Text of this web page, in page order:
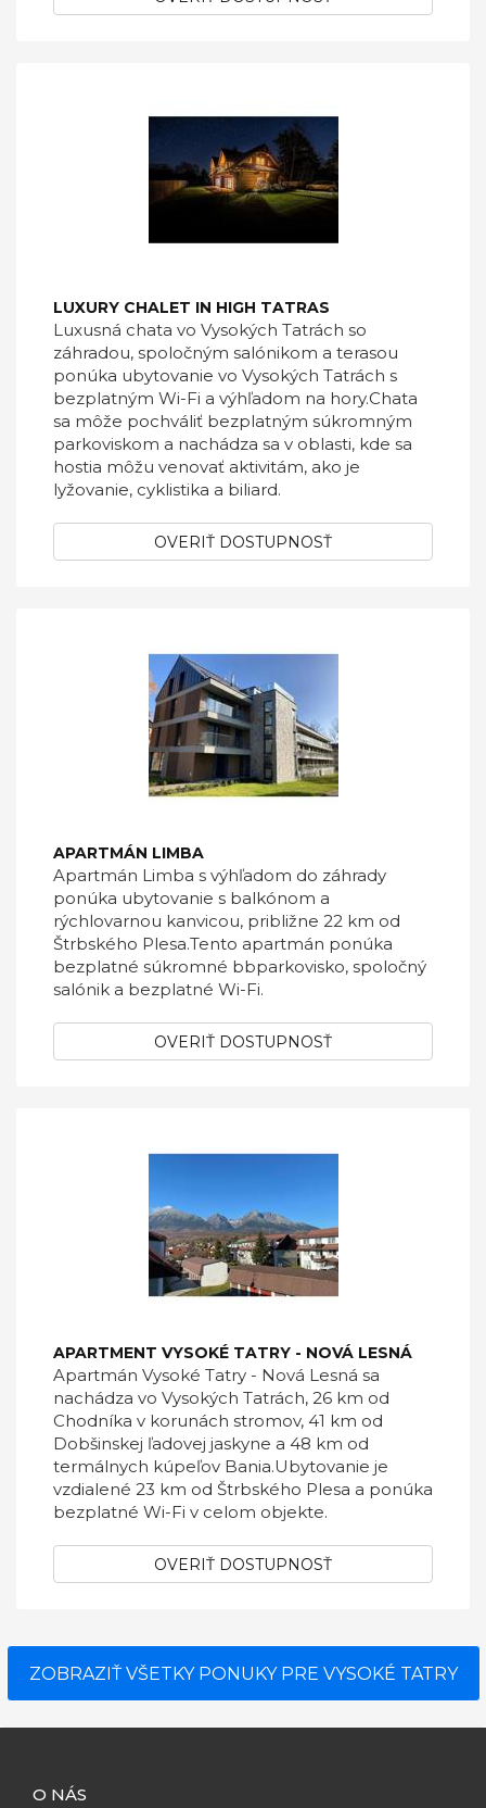
LUXURY CHALET IN HIGH TATRAS
Luxusná chata vo Vysokých Tatrách so
záhradou, spoločným salónikom a terasou
ponúka ubytovanie vo Vysokých Tatrách s
bezplatným Wi-Fi a výhľadom na hory.Chata
sa môže pochváliť bezplatným súkromným
parkoviskom a nachádza sa v oblasti, kde sa
hostia môžu venovať aktivitám, ako je
lyžovanie, cyklistika a biliard.
OVERIŤ DOSTUPNOSŤ
APARTMÁN LIMBA
Apartmán Limba s výhľadom do záhrady
ponúka ubytovanie s balkónom a
rýchlovarnou kanvicou, približne 22 km od
Štrbského Plesa.Tento apartmán ponúka
bezplatné súkromné bbparkovisko, spoločný
salónik a bezplatné Wi-Fi.
OVERIŤ DOSTUPNOSŤ
APARTMENT VYSOKÉ TATRY - NOVÁ LESNÁ
Apartmán Vysoké Tatry - Nová Lesná sa
nachádza vo Vysokých Tatrách, 26 km od
Chodníka v korunách stromov, 41 km od
Dobšinskej ľadovej jaskyne a 48 km od
termálnych kúpeľov Bania.Ubytovanie je
vzdialené 23 km od Štrbského Plesa a ponúka
bezplatné Wi-Fi v celom objekte.
OVERIŤ DOSTUPNOSŤ
ZOBRAZIŤ VŠETKY PONUKY PRE VYSOKÉ TATRY
O NÁS